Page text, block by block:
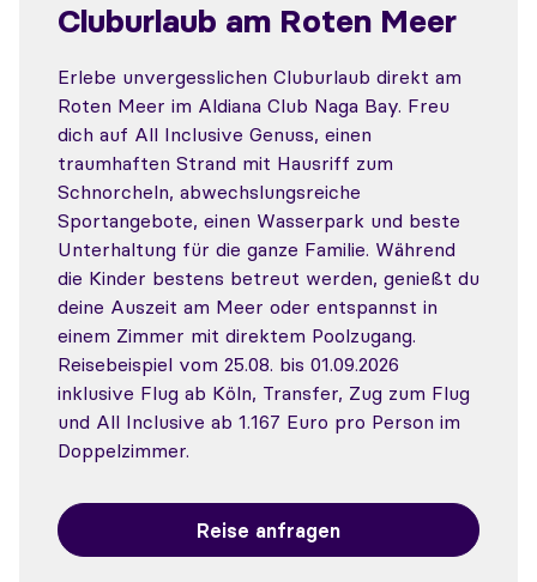
Cluburlaub am Roten Meer
Erlebe unvergesslichen Cluburlaub direkt am
Roten Meer im Aldiana Club Naga Bay. Freu
dich auf All Inclusive Genuss, einen
traumhaften Strand mit Hausriff zum
Schnorcheln, abwechslungsreiche
Sportangebote, einen Wasserpark und beste
Unterhaltung für die ganze Familie. Während
die Kinder bestens betreut werden, genießt du
deine Auszeit am Meer oder entspannst in
einem Zimmer mit direktem Poolzugang.
Reisebeispiel vom 25.08. bis 01.09.2026
inklusive Flug ab Köln, Transfer, Zug zum Flug
und All Inclusive ab 1.167 Euro pro Person im
Doppelzimmer.
Reise anfragen